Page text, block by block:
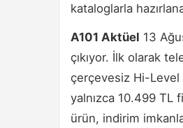
kataloglarla
A101 Aktüel 13
çıkıyor. İlk olarak
çerçevesiz Hi-Level
yalnızca 10.499 TL
ürün, indirim